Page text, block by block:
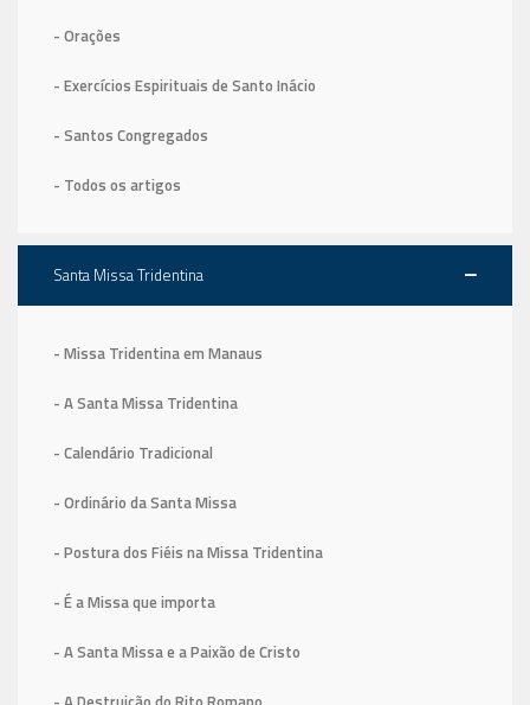
- Orações
- Exercícios Espirituais de Santo Inácio
- Santos Congregados
- Todos os artigos
Santa Missa Tridentina
- Missa Tridentina em Manaus
- A Santa Missa Tridentina
- Calendário Tradicional
- Ordinário da Santa Missa
- Postura dos Fiéis na Missa Tridentina
- É a Missa que importa
- A Santa Missa e a Paixão de Cristo